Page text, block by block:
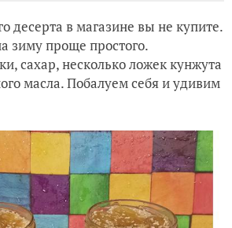
десерта в магазине вы не купите.
зиму проще простого.
сахар, несколько ложек кунжута
масла. Побалуем себя и удивим